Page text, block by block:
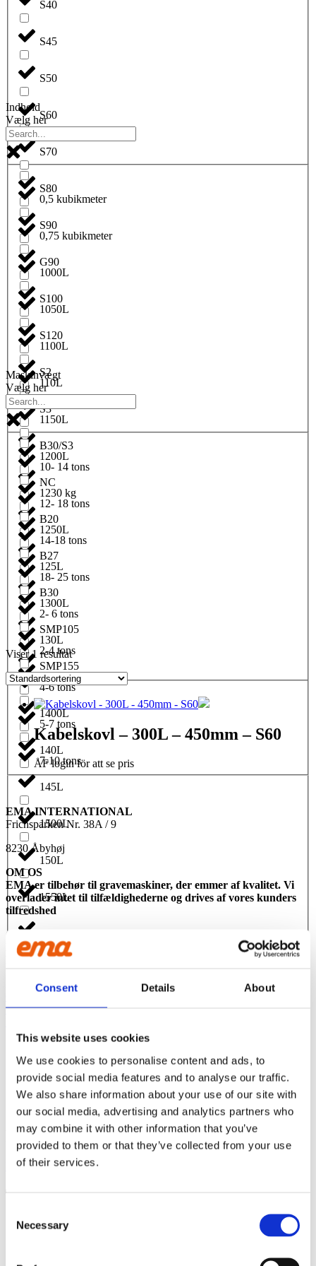
Consent Details About
This website uses cookies
We use cookies to personalise content and ads, to
provide social media features and to analyse our traffic.
We also share information about your use of our site with
our social media, advertising and analytics partners who
may combine it with other information that you’ve
provided to them or that they’ve collected from your use
of their services.
Selection
Necessary
S40
S45
S50
S60
S70
S80
S90
G90
S100
S120
S2
S3
B30/S3
NC
B20
B27
B30
SMP105
SMP155
Indhold
Vælg her
0,5 kubikmeter
0,75 kubikmeter
1000L
1050L
1100L
110L
1150L
1200L
1230 kg
1250L
125L
1300L
130L
1350L
1400L
140L
145L
1500L
150L
1550L
160L
165L
1700L
1750L
190L
Maskinvægt
Vælg her
10- 14 tons
12- 18 tons
14-18 tons
18- 25 tons
2- 6 tons
2-4 tons
4-6 tons
5-7 tons
7-10 tons
Viser 1 resultat
Kabelskovl – 300L – 450mm – S60
ÅF login för att se pris
EMA INTERNATIONAL
Frichsparken Nr. 38A / 9
8230 Åbyhøj
OM OS
EMA er tilbehør til gravemaskiner, der emmer af kvalitet. Vi
overlader intet til tilfældighederne og drives af vores kunders
tilfredshed
CONTACT US
Phone: +45 81 77 02 50
E-mail: salesint@cegroup.no
Politikker
STOLT MEDLEM AF
FØLG OS:
Facebook Instagram
Produktsortiment
GRAVEMASKINE